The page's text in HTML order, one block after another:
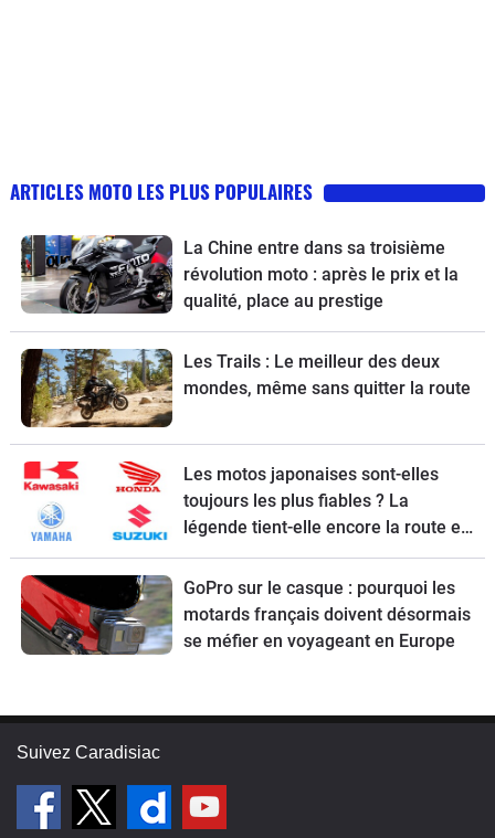
ARTICLES MOTO LES PLUS POPULAIRES
La Chine entre dans sa troisième
révolution moto : après le prix et la
qualité, place au prestige
Les Trails : Le meilleur des deux
mondes, même sans quitter la route
Les motos japonaises sont-elles
toujours les plus fiables ? La
légende tient-elle encore la route en
2026 ?
GoPro sur le casque : pourquoi les
motards français doivent désormais
se méfier en voyageant en Europe
Suivez Caradisiac